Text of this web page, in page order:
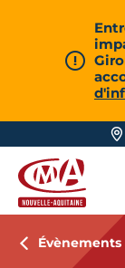
CMA
Évènements